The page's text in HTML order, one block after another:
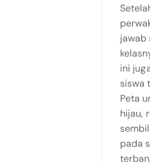
jawab
ini
siswa
Peta
hijau,
pada